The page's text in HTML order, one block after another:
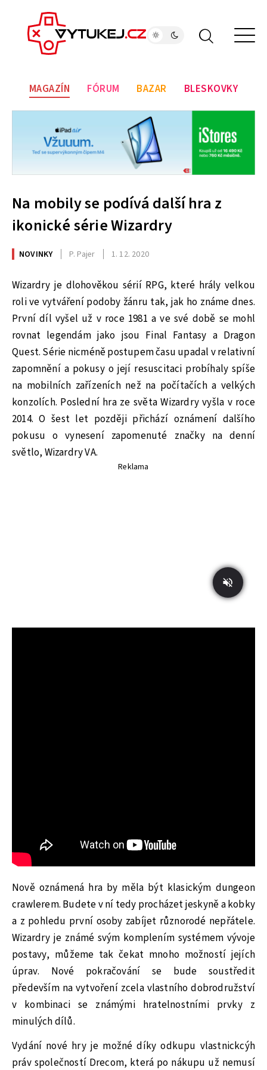
MAGAZÍN FÓRUM BAZAR BLESKOVKY
Na mobily se podívá další hra z
ikonické série Wizardry
NOVINKY P. Pajer 1. 12. 2020
Wizardry je dlohověkou sérií RPG, které hrály velkou
roli ve vytváření podoby žánru tak, jak ho známe dnes.
První díl vyšel už v roce 1981 a ve své době se mohl
rovnat legendám jako jsou Final Fantasy a Dragon
Quest. Série nicméně postupem času upadal v relativní
zapomnění a pokusy o její resuscitaci probíhaly spíše
na mobilních zařízeních než na počítačích a velkých
konzolích. Poslední hra ze světa Wizardry vyšla v roce
2014. O šest let později přichází oznámení dalšího
pokusu o vynesení zapomenuté značky na denní
světlo, Wizardry VA.
Reklama
Nově oznámená hra by měla být klasickým dungeon
crawlerem. Budete v ní tedy procházet jeskyně a kobky
a z pohledu první osoby zabíjet různorodé nepřátele.
Wizardry je známé svým komplením systémem vývoje
postavy, můžeme tak čekat mnoho možností jejích
úprav. Nové pokračování se bude soustředit
především na vytvoření zcela vlastního dobrodružství
v kombinaci se známými hratelnostními prvky z
minulých dílů.
Vydání nové hry je možné díky odkupu vlastnickcýh
práv společností Drecom, která po nákupu už nemusí